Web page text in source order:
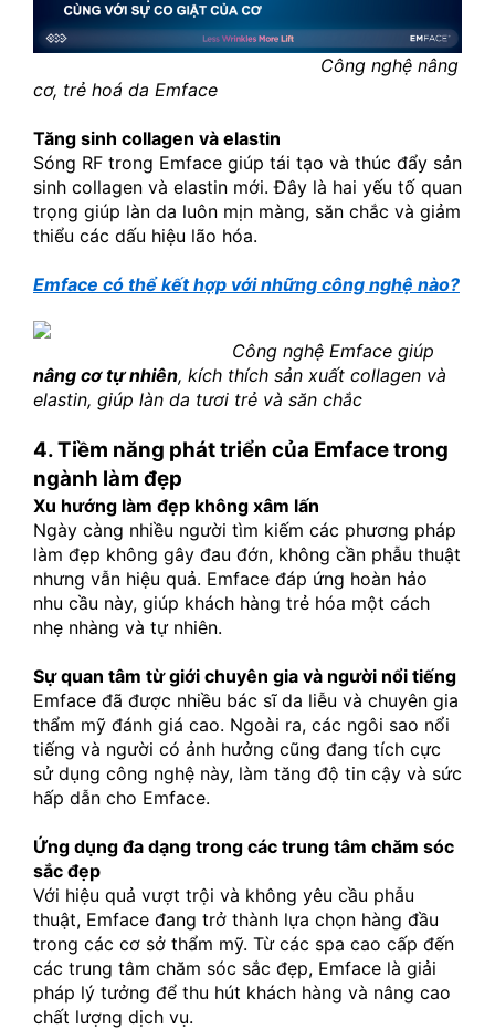
Công nghệ nâng
cơ, trẻ hoá da Emface
Tăng sinh collagen và elastin
Sóng RF trong Emface giúp tái tạo và thúc đẩy sản
sinh collagen và elastin mới. Đây là hai yếu tố quan
trọng giúp làn da luôn mịn màng, săn chắc và giảm
thiểu các dấu hiệu lão hóa.
Emface có thể kết hợp với những công nghệ nào?
nâng cơ tự nhiên, kích thích sản xuất collagen và
elastin, giúp làn da tươi trẻ và săn chắc
4. Tiềm năng phát triển của Emface trong
ngành làm đẹp
Xu hướng làm đẹp không xâm lấn
Ngày càng nhiều người tìm kiếm các phương pháp
làm đẹp không gây đau đớn, không cần phẫu thuật
nhưng vẫn hiệu quả. Emface đáp ứng hoàn hảo
nhu cầu này, giúp khách hàng trẻ hóa một cách
nhẹ nhàng và tự nhiên.
Sự quan tâm từ giới chuyên gia và người nổi tiếng
Emface đã được nhiều bác sĩ da liễu và chuyên gia
thẩm mỹ đánh giá cao. Ngoài ra, các ngôi sao nổi
tiếng và người có ảnh hưởng cũng đang tích cực
sử dụng công nghệ này, làm tăng độ tin cậy và sức
hấp dẫn cho Emface.
Ứng dụng đa dạng trong các trung tâm chăm sóc
sắc đẹp
Với hiệu quả vượt trội và không yêu cầu phẫu
thuật, Emface đang trở thành lựa chọn hàng đầu
trong các cơ sở thẩm mỹ. Từ các spa cao cấp đến
các trung tâm chăm sóc sắc đẹp, Emface là giải
pháp lý tưởng để thu hút khách hàng và nâng cao
chất lượng dịch vụ.